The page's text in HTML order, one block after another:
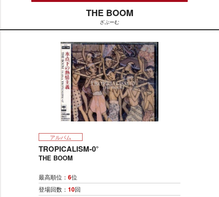
M
t
e
THE BOOM
ざぶーむ
アルバム
TROPICALISM-0°
THE BOOM
最高順位： 6位
登場回数： 10回